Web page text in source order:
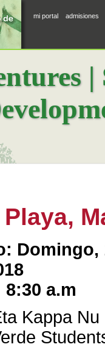
mi portal admisiones
Domingo,
a.m
Kappa Nu